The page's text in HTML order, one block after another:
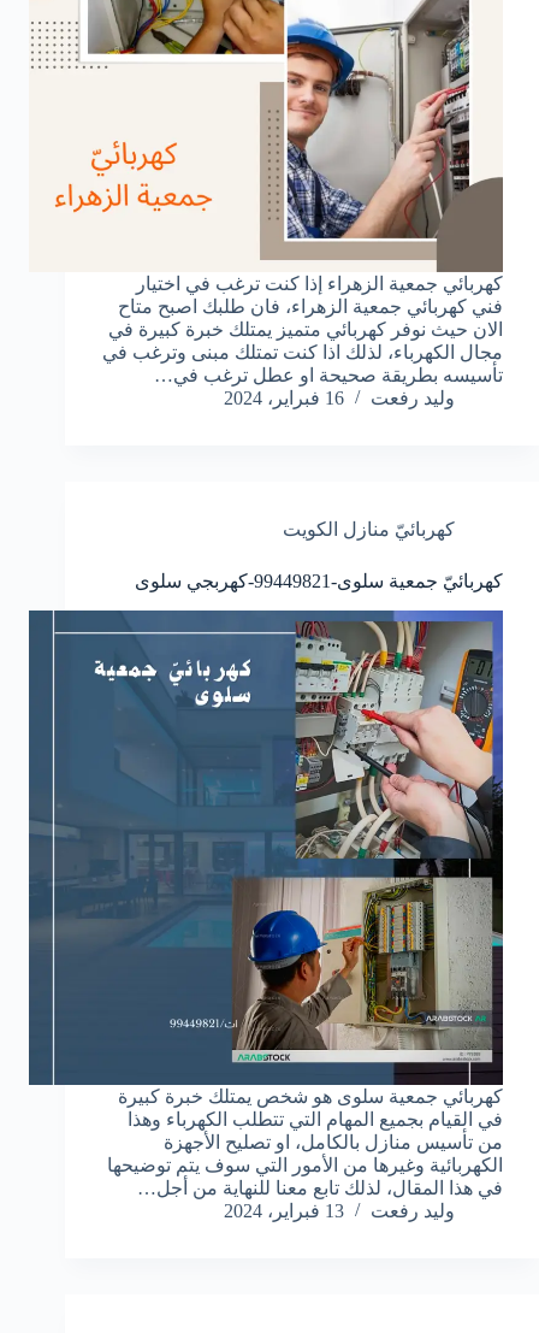
كهربائي جمعية الزهراء إذا كنت ترغب في اختيار
فني كهربائي جمعية الزهراء، فان طلبك اصبح متاح
الان حيث نوفر كهربائي متميز يمتلك خبرة كبيرة في
مجال الكهرباء، لذلك اذا كنت تمتلك مبنى وترغب في
تأسيسه بطريقة صحيحة او عطل ترغب في…
وليد رفعت
16 فبراير، 2024
كهربائيّ منازل الكويت
كهربائيّ جمعية سلوى-99449821-كهربجي سلوى
كهربائي جمعية سلوى هو شخص يمتلك خبرة كبيرة
في القيام بجميع المهام التي تتطلب الكهرباء وهذا
من تأسيس منازل بالكامل، او تصليح الأجهزة
الكهربائية وغيرها من الأمور التي سوف يتم توضيحها
في هذا المقال، لذلك تابع معنا للنهاية من أجل…
وليد رفعت
13 فبراير، 2024